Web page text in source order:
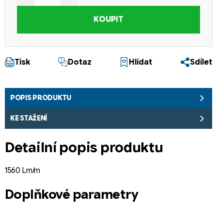
KOUPIT
Tisk Dotaz Hlídat Sdílet
POPIS PRODUKTU
KE STAŽENÍ
Detailní popis produktu
1560 Lm/m
Doplňkové parametry